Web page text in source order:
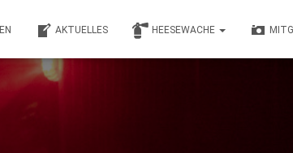
AKTUELLES HEESEWACHE